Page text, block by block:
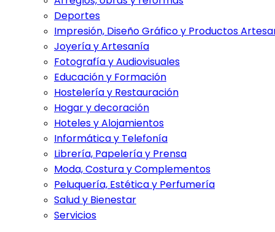
Deportes
Impresión, Diseño Gráfico y Productos
Joyería y Artesanía
Fotografía y Audiovisuales
Educación y Formación
Hostelería y Restauración
Hogar y decoración
Hoteles y Alojamientos
Informática y Telefonía
Librería, Papelería y Prensa
Moda, Costura y Complementos
Peluquería, Estética y Perfumería
Salud y Bienestar
Servicios